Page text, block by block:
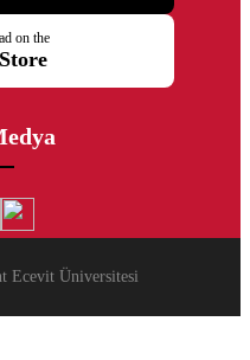
on the
Ecevit Üniversitesi